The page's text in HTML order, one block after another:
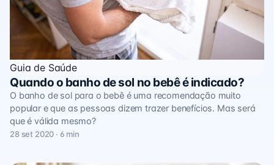
Guia de Saúde
Quando o banho de sol no bebê é indicado?
O banho de sol para o bebê é uma recomendação muito
popular e que as pessoas dizem trazer benefícios. Mas será
que é válida mesmo?
28 set 2020 · 6 min